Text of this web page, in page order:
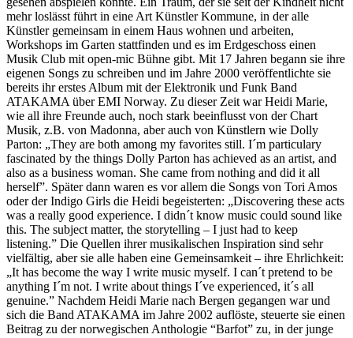
mehr loslässt führt in eine Art Künstler Kommune, in der alle
Künstler gemeinsam in einem Haus wohnen und arbeiten,
Workshops im Garten stattfinden und es im Erdgeschoss einen
Musik Club mit open-mic Bühne gibt. Mit 17 Jahren begann sie ihre
eigenen Songs zu schreiben und im Jahre 2000 veröffentlichte sie
bereits ihr erstes Album mit der Elektronik und Funk Band
ATAKAMA über EMI Norway. Zu dieser Zeit war Heidi Marie,
wie all ihre Freunde auch, noch stark beeinflusst von der Chart
Musik, z.B. von Madonna, aber auch von Künstlern wie Dolly
Parton: „They are both among my favorites still. I´m particulary
fascinated by the things Dolly Parton has achieved as an artist, and
also as a business woman. She came from nothing and did it all
herself”. Später dann waren es vor allem die Songs von Tori Amos
oder der Indigo Girls die Heidi begeisterten: „Discovering these acts
was a really good experience. I didn´t know music could sound like
this. The subject matter, the storytelling – I just had to keep
listening.” Die Quellen ihrer musikalischen Inspiration sind sehr
vielfältig, aber sie alle haben eine Gemeinsamkeit – ihre Ehrlichkeit:
„It has become the way I write music myself. I can´t pretend to be
anything I´m not. I write about things I´ve experienced, it´s all
genuine.” Nachdem Heidi Marie nach Bergen gegangen war und
sich die Band ATAKAMA im Jahre 2002 auflöste, steuerte sie einen
Beitrag zu der norwegischen Anthologie “Barfot” zu, in der junge